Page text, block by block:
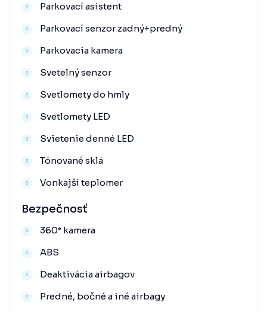
Parkovací asistent
Parkovací senzor zadný+predný
Parkovacia kamera
Svetelný senzor
Svetlomety do hmly
Svetlomety LED
Svietenie denné LED
Tónované sklá
Vonkajší teplomer
Bezpečnosť
360° kamera
ABS
Deaktivácia airbagov
Predné, bočné a iné airbagy